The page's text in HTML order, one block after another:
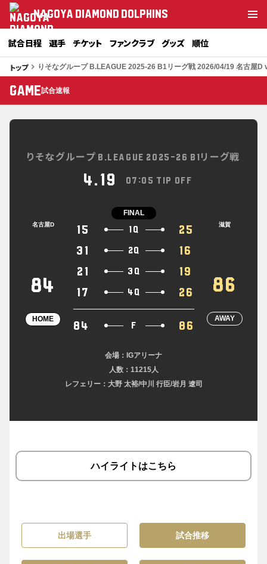
NAGOYA DIAMOND DOLPHINS
試合日程 選手 チケット ファンクラブ グッズ 順位
トップkeyboard_arrow_right りそなグループ B.LEAGUE 2025-26 B1リーグ戦 2026/04/19 名古屋D
GAME試合速報
りそなグループ B.LEAGUE 2025-26 B1リーグ戦
4.19 07:05 TIP OFF
FINAL
名古屋D
84
HOME
15 1Q
25
31
2Q
16
21
3Q
19
17
4Q 26
84 F 86
滋賀
86
AWAY
会場：IGアリーナ
人数：11215人
レフェリー：大野 太裕/中川 行臣/岩月 遼司
ハイライトはこちら
出場選手 試合推移